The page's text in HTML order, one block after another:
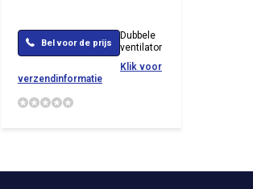
Bel voor de prijs
Dubbele
ventilator
Klik voor
verzendinformatie